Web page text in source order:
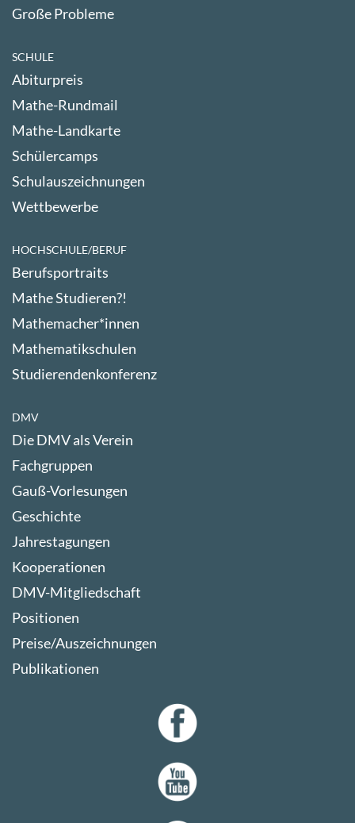
Große Probleme
SCHULE
Abiturpreis
Mathe-Rundmail
Mathe-Landkarte
Schülercamps
Schulauszeichnungen
Wettbewerbe
HOCHSCHULE/BERUF
Berufsportraits
Mathe Studieren?!
Mathemacher*innen
Mathematikschulen
Studierendenkonferenz
DMV
Die DMV als Verein
Fachgruppen
Gauß-Vorlesungen
Geschichte
Jahrestagungen
Kooperationen
DMV-Mitgliedschaft
Positionen
Preise/Auszeichnungen
Publikationen